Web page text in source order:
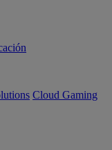
Cloud Gaming